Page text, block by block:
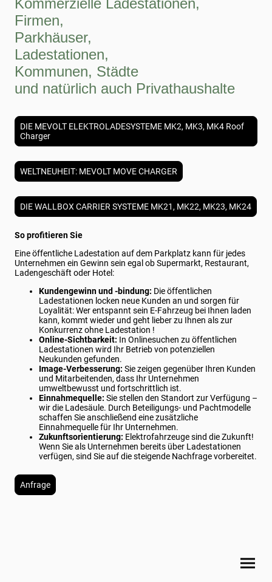
Firmen,
Parkhäuser,
Ladestationen,
Kommunen, Städte
und natürlich auch Privathaushalte
DIE MEVOLT ELEKTROLADESYSTEME MK2, MK3, MK4 Roof
Charger
WELTNEUHEIT: MEVOLT MOVE CHARGER
DIE WALLBOX CARRIER SYSTEME MK21, MK22, MK23, MK24
So profitieren Sie
Eine öffentliche Ladestation auf dem Parkplatz kann für jedes
Unternehmen ein Gewinn sein egal ob Supermarkt, Restaurant,
Ladengeschäft oder Hotel:
Kundengewinn und -bindung: Die öffentlichen
Ladestationen locken neue Kunden an und sorgen für
Loyalität: Wer entspannt sein E-Fahrzeug bei Ihnen laden
kann, kommt wieder und geht lieber zu Ihnen als zur
Konkurrenz ohne Ladestation !
Online-Sichtbarkeit: In Onlinesuchen zu öffentlichen
Ladestationen wird Ihr Betrieb von potenziellen
Neukunden gefunden.
Image-Verbesserung: Sie zeigen gegenüber Ihren Kunden
und Mitarbeitenden, dass Ihr Unternehmen
umweltbewusst und fortschrittlich ist.
Einnahmequelle: Sie stellen den Standort zur Verfügung –
wir die Ladesäule. Durch Beteiligungs- und Pachtmodelle
schaffen Sie anschließend eine zusätzliche
Einnahmequelle für Ihr Unternehmen.
Zukunftsorientierung: Elektrofahrzeuge sind die Zukunft!
Wenn Sie als Unternehmen bereits über Ladestationen
verfügen, sind Sie auf die steigende Nachfrage vorbereitet.
Anfrage